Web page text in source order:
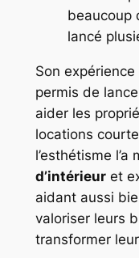
beaucoup
lancé
Son expérience
permis de
aider les
locations
l’esthétisme
d’intérieuret
aidant aussi
valoriser leurs
transformer